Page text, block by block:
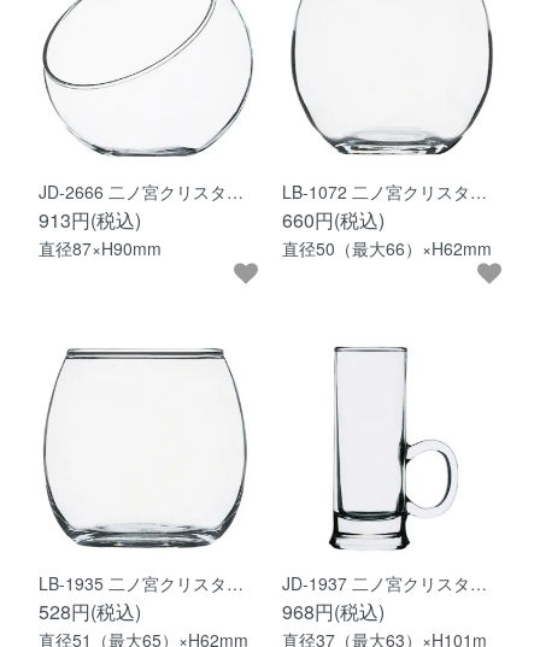
JD-2666 二ノ宮クリスタ…
913円(税込)
直径87×H90mm
LB-1072 二ノ宮クリスタ…
660円(税込)
直径50（最大66）×H62mm
LB-1935 二ノ宮クリスタ…
528円(税込)
直径51（最大65）×H62mm
JD-1937 二ノ宮クリスタ…
968円(税込)
直径37（最大63）×H101m